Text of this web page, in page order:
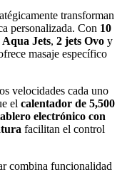
transforman
personalizada. Con 10
Aqua Jets, 2 jets Ovo y
masaje específico
velocidades cada uno
el calentador de 5,500
electrónico con
facilitan el control
combina funcionalidad